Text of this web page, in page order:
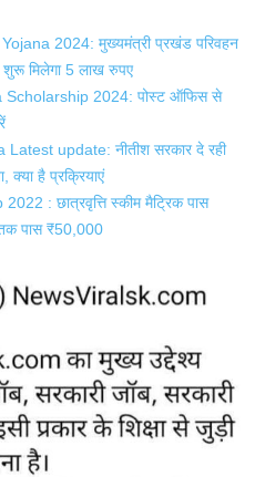
2024: मुख्यमंत्री प्रखंड परिवहन
मिलेगा 5 लाख रुपए
2024: पोस्ट ऑफिस से
update: नीतीश सरकार दे रही
क्या है प्रक्रियाएं
: छात्रवृत्ति स्कीम मैट्रिक पास
पास ₹50,000